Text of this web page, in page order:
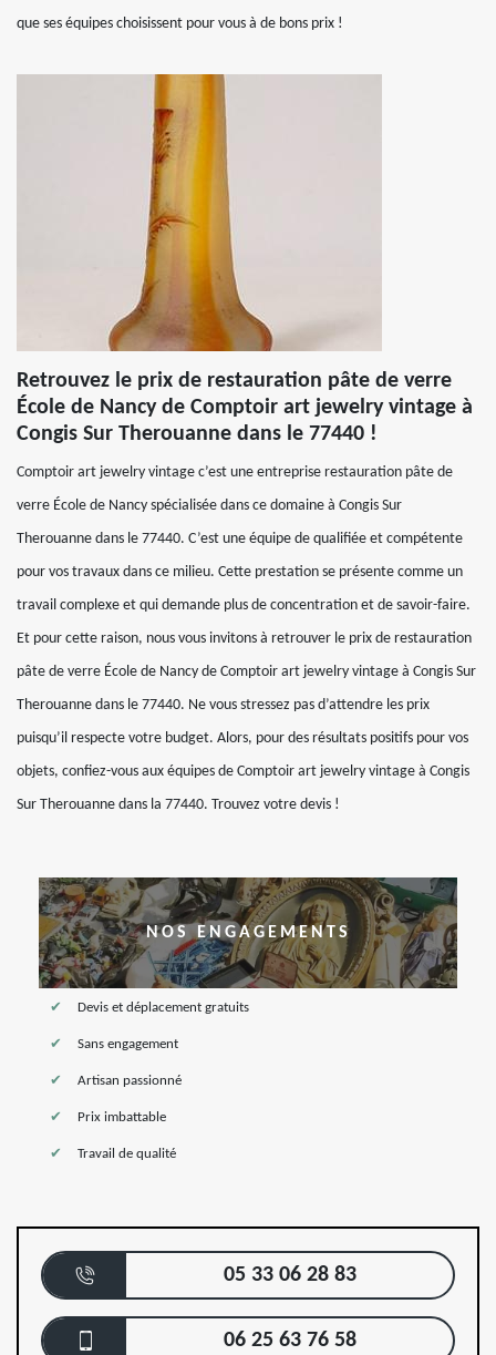
que ses équipes choisissent pour vous à de bons prix !
Retrouvez le prix de restauration pâte de verre
École de Nancy de Comptoir art jewelry vintage à
Congis Sur Therouanne dans le 77440 !
Comptoir art jewelry vintage c’est une entreprise restauration pâte de
verre École de Nancy spécialisée dans ce domaine à Congis Sur
Therouanne dans le 77440. C’est une équipe de qualifiée et compétente
pour vos travaux dans ce milieu. Cette prestation se présente comme un
travail complexe et qui demande plus de concentration et de savoir-faire.
Et pour cette raison, nous vous invitons à retrouver le prix de restauration
pâte de verre École de Nancy de Comptoir art jewelry vintage à Congis Sur
Therouanne dans le 77440. Ne vous stressez pas d’attendre les prix
puisqu’il respecte votre budget. Alors, pour des résultats positifs pour vos
objets, confiez-vous aux équipes de Comptoir art jewelry vintage à Congis
Sur Therouanne dans la 77440. Trouvez votre devis !
NOS ENGAGEMENTS
Devis et déplacement gratuits
Sans engagement
Artisan passionné
Prix imbattable
Travail de qualité
05 33 06 28 83
06 25 63 76 58